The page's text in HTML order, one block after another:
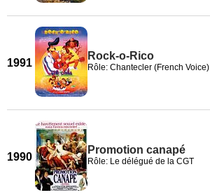
1991
Rock-o-Rico
Rôle: Chantecler (French Voice)
1990
Promotion canapé
Rôle: Le délégué de la CGT